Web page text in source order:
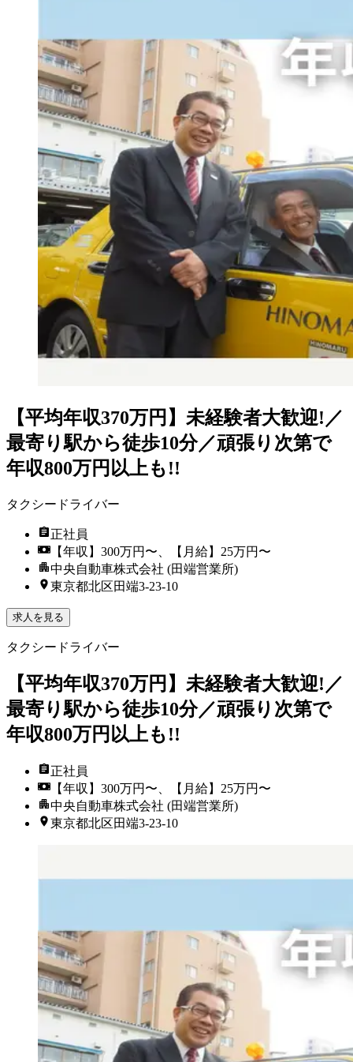
【平均年収370万円】未経験者大歓迎!／
最寄り駅から徒歩10分／頑張り次第で
年収800万円以上も!!
タクシードライバー
正社員
【年収】300万円〜、【月給】25万円〜
中央自動車株式会社 (田端営業所)
東京都北区田端3-23-10
求人を見る
タクシードライバー
【平均年収370万円】未経験者大歓迎!／
最寄り駅から徒歩10分／頑張り次第で
年収800万円以上も!!
正社員
【年収】300万円〜、【月給】25万円〜
中央自動車株式会社 (田端営業所)
東京都北区田端3-23-10